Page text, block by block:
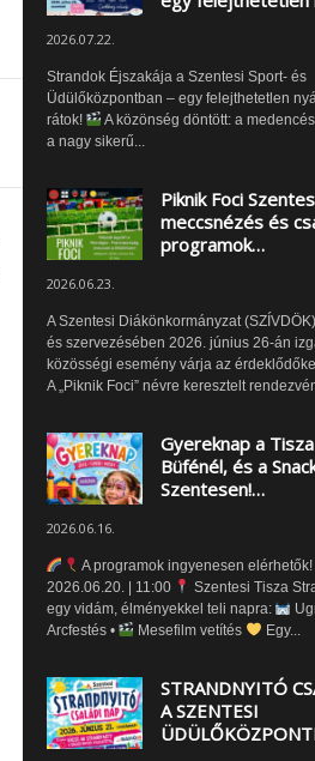
2026.07.22.
Strandok Éjszakája a Szentesi Sport- és
Üdülőközpontban – egy felejthetetlen
rátok!
A közönség döntött: a
a nagy sikerű...
Piknik Foci
meccsnézés és
programok…
2026.06.23.
A Szentesi Diákönkormányzat
és szervezésében 2026. június 26-án
közösségi esemény várja az
A „Piknik Foci” névre keresztelt
Gyereknap a
Büfénél, és a
Szentesen!…
2026.06.16.
A programok ingyenesen elérhetők!
2026.06.20. | 11:00
Szentesi Tisza
egy vidám, élményekkel teli napra:
Arcfestés •
Mesefilm vetítés Egy...
STRANDNYITÓ
A SZENTESI